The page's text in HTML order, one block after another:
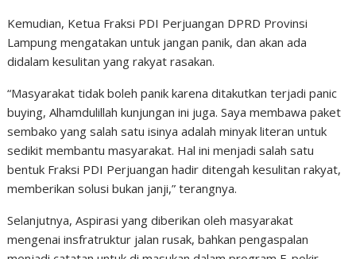
Kemudian, Ketua Fraksi PDI Perjuangan DPRD Provinsi
Lampung mengatakan untuk jangan panik, dan akan ada
didalam kesulitan yang rakyat rasakan.
“Masyarakat tidak boleh panik karena ditakutkan terjadi panic
buying, Alhamdulillah kunjungan ini juga. Saya membawa paket
sembako yang salah satu isinya adalah minyak literan untuk
sedikit membantu masyarakat. Hal ini menjadi salah satu
bentuk Fraksi PDI Perjuangan hadir ditengah kesulitan rakyat,
memberikan solusi bukan janji,” terangnya.
Selanjutnya, Aspirasi yang diberikan oleh masyarakat
mengenai insfratruktur jalan rusak, bahkan pengaspalan